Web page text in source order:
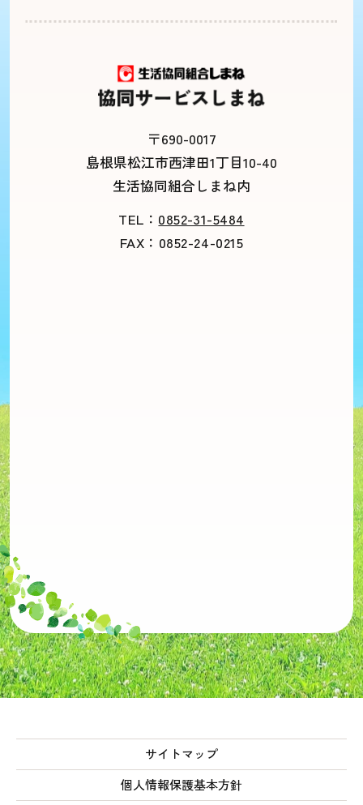
〒690-0017
島根県松江市西津田1丁目10-40
生活協同組合しまね内
TEL： 0852-31-5484
FAX：0852-24-0215
サイトマップ
個人情報保護基本方針